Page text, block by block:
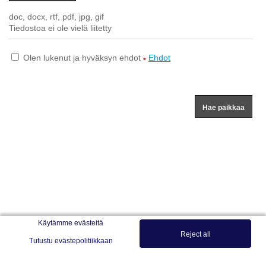
Käytämme evästeitä
Tutustu evästepolitiikkaan
Reject all